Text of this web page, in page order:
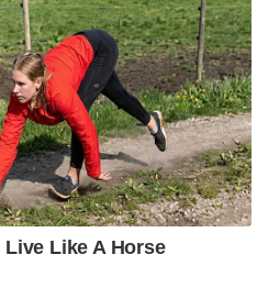
Like A Horse